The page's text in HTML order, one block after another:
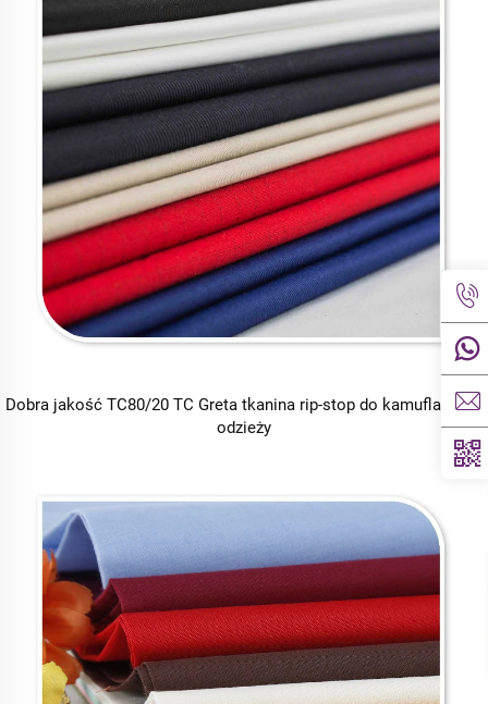
Dobra jakość TC80/20 TC Greta tkanina rip-stop do kamuflażowej
odzieży